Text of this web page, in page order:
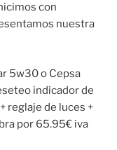
con
nuestra
5w30 o Cepsa
indicador de
reglaje de luces +
por 65.95€ iva